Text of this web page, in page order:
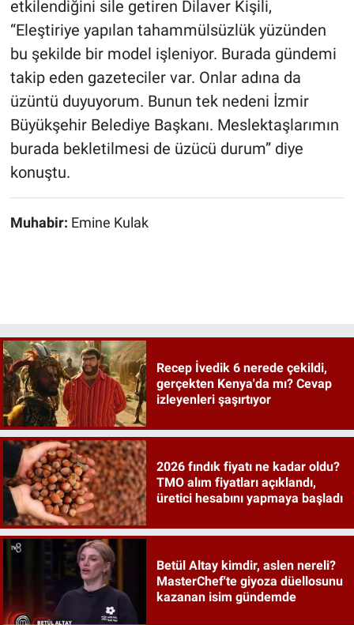
etkilendiğini sile getiren Dilaver Kişili,
“Eleştiriye yapılan tahammülsüzlük yüzünden
bu şekilde bir model işleniyor. Burada gündemi
takip eden gazeteciler var. Onlar adına da
üzüntü duyuyorum. Bunun tek nedeni İzmir
Büyükşehir Belediye Başkanı. Meslektaşlarımın
burada bekletilmesi de üzücü durum” diye
konuştu.
Muhabir: Emine Kulak
Recep İvedik 6 nerede çekildi,
gerçekten Kenya'da mı? Cevap
izleyenleri şaşırtıyor
2026 fındık fiyatı ne kadar oldu?
TMO alım fiyatları açıklandı,
üretici hesabını yapmaya başladı
Betül Altay kimdir, aslen nereli?
MasterChef'te giyoza düellosunu
kazanan isim gündemde